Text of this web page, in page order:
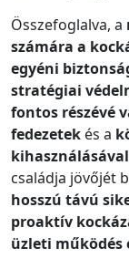
Összefoglalva, a
számára a
egyéni
stratégiai
fontos részévé
fedezetek és a
kihasználásával
családja jövőjét
hosszú távú
proaktív
üzleti működés